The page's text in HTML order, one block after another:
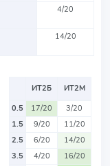
4/20
14/20
ИТ2Б
ИТ2М
0.5
17/20
3/20
1.5
9/20
11/20
2.5
6/20
14/20
3.5
4/20
16/20